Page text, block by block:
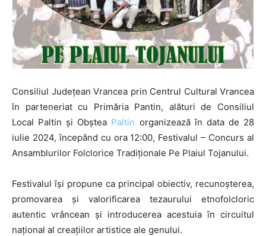
Consiliul Județean Vrancea prin Centrul Cultural Vrancea
în parteneriat cu Primăria Pantin, alături de Consiliul
Local Paltin și Obștea Paltin organizează în data de 28
iulie 2024, începând cu ora 12:00, Festivalul – Concurs al
Ansamblurilor Folclorice Tradiționale Pe Plaiul Tojanului.
Festivalul își propune ca principal obiectiv, recunoșterea,
promovarea și valorificarea tezaurului etnofolcloric
autentic vrâncean și introducerea acestuia în circuitul
național al creațiilor artistice ale genului.